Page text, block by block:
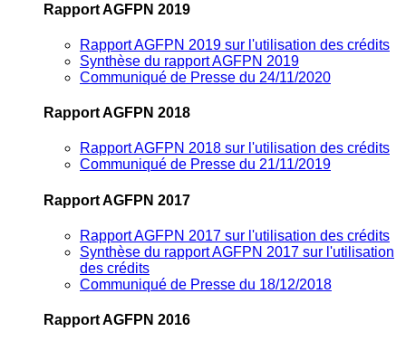
Rapport AGFPN 2019
Rapport AGFPN 2019 sur l'utilisation des crédits
Synthèse du rapport AGFPN 2019
Communiqué de Presse du 24/11/2020
Rapport AGFPN 2018
Rapport AGFPN 2018 sur l'utilisation des crédits
Communiqué de Presse du 21/11/2019
Rapport AGFPN 2017
Rapport AGFPN 2017 sur l'utilisation des crédits
Synthèse du rapport AGFPN 2017 sur l'utilisation
des crédits
Communiqué de Presse du 18/12/2018
Rapport AGFPN 2016